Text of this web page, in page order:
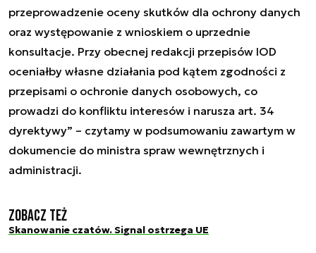
przeprowadzenie oceny skutków dla ochrony danych
oraz występowanie z wnioskiem o uprzednie
konsultacje. Przy obecnej redakcji przepisów IOD
oceniałby własne działania pod kątem zgodności z
przepisami o ochronie danych osobowych, co
prowadzi do konfliktu interesów i narusza art. 34
dyrektywy” – czytamy w podsumowaniu zawartym w
dokumencie do ministra spraw wewnętrznych i
administracji.
Zobacz też
Skanowanie czatów. Signal ostrzega UE